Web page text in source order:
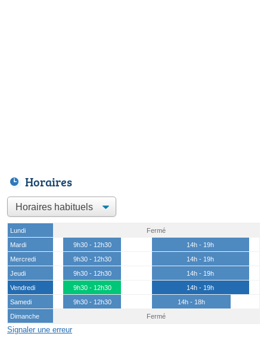
Horaires
Lundi
Fermé
Mardi
9h30 - 12h30
14h - 19h
Mercredi
9h30 - 12h30
14h - 19h
Jeudi
9h30 - 12h30
14h - 19h
Vendredi
9h30 - 12h30
14h - 19h
Samedi
9h30 - 12h30
14h - 18h
Dimanche
Fermé
Signaler une erreur